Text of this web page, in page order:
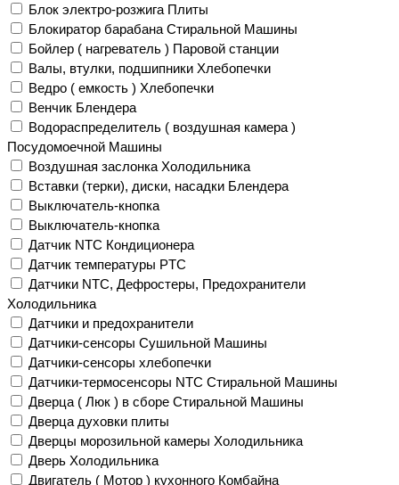
Блок электро-розжига Плиты
Блокиратор барабана Стиральной Машины
Бойлер ( нагреватель ) Паровой станции
Валы, втулки, подшипники Хлебопечки
Ведро ( емкость ) Хлебопечки
Венчик Блендера
Водораспределитель ( воздушная камера )
Посудомоечной Машины
Воздушная заслонка Холодильника
Вставки (терки), диски, насадки Блендера
Выключатель-кнопка
Выключатель-кнопка
Датчик NTC Кондиционера
Датчик температуры PTC
Датчики NTC, Дефростеры, Предохранители
Холодильника
Датчики и предохранители
Датчики-сенсоры Сушильной Машины
Датчики-сенсоры хлебопечки
Датчики-термосенсоры NTC Стиральной Машины
Дверца ( Люк ) в сборе Стиральной Машины
Дверца духовки плиты
Дверцы морозильной камеры Холодильника
Дверь Холодильника
Двигатель ( Мотор ) кухонного Комбайна